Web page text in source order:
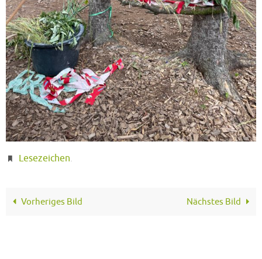
Lesezeichen.
Vorheriges Bild Nächstes Bild